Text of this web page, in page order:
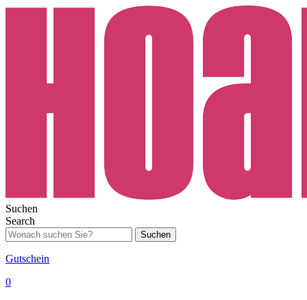
Suchen
Search
Suchen
Gutschein
0